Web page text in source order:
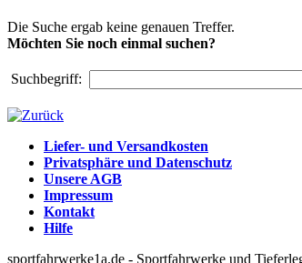
Die Suche ergab keine genauen Treffer.
Möchten Sie noch einmal suchen?
Suchbegriff:
Liefer- und Versandkosten
Privatsphäre und Datenschutz
Unsere AGB
Impressum
Kontakt
Hilfe
sportfahrwerke1a.de - Sportfahrwerke und